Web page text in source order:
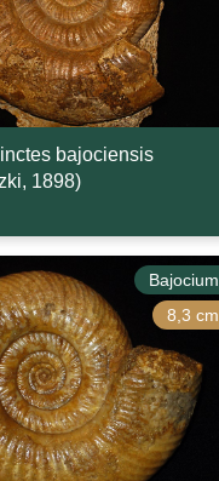
bajociensis
1898)
Bajocium
8,3 cm